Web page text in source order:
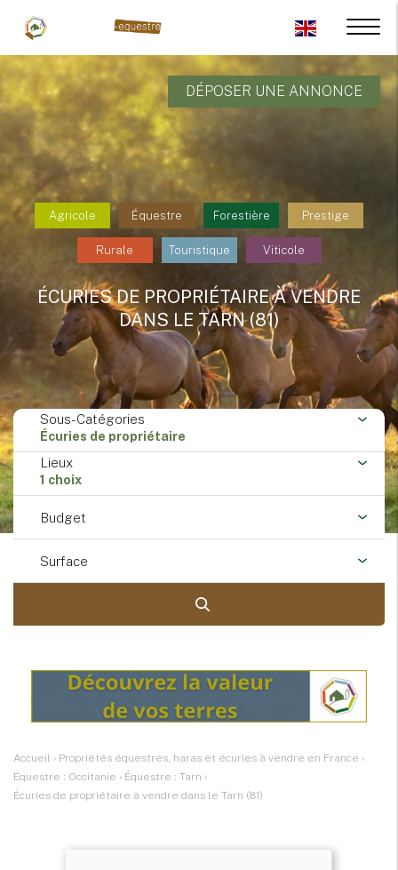
DÉPOSER UNE ANNONCE
Agricole Équestre Forestière Prestige
Rurale Touristique Viticole
ÉCURIES DE PROPRIÉTAIRE À VENDRE
DANS LE TARN (81)
Sous-Catégories
Écuries de propriétaire
Lieux
1 choix
Budget
Surface
Accueil › Propriétés équestres, haras et écuries à vendre en France ›
Équestre : Occitanie › Équestre : Tarn ›
Écuries de propriétaire à vendre dans le Tarn (81)